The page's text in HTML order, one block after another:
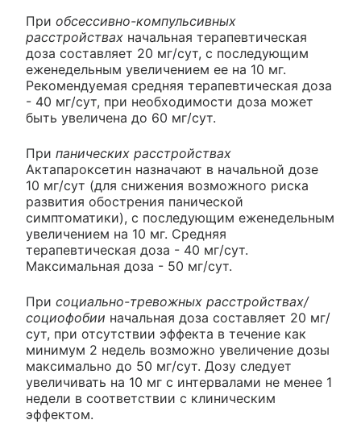
При обсессивно-компульсивных
расстройствах начальная терапевтическая
доза составляет 20 мг/сут, с последующим
еженедельным увеличением ее на 10 мг.
Рекомендуемая средняя терапевтическая доза
- 40 мг/сут, при необходимости доза может
быть увеличена до 60 мг/сут.
При панических расстройствах
Актапароксетин назначают в начальной дозе
10 мг/сут (для снижения возможного риска
развития обострения панической
симптоматики), с последующим еженедельным
увеличением на 10 мг. Средняя
терапевтическая доза - 40 мг/сут.
Максимальная доза - 50 мг/сут.
При социально-тревожных расстройствах/
социофобии начальная доза составляет 20 мг/
сут, при отсутствии эффекта в течение как
минимум 2 недель возможно увеличение дозы
максимально до 50 мг/сут. Дозу следует
увеличивать на 10 мг с интервалами не менее 1
недели в соответствии с клиническим
эффектом.